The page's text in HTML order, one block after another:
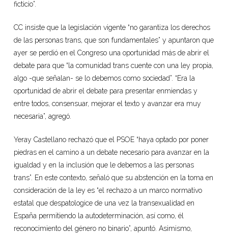
ficticio”.
CC insiste que la legislación vigente “no garantiza los derechos
de las personas trans, que son fundamentales” y apuntaron que
ayer se perdió en el Congreso una oportunidad más de abrir el
debate para que “la comunidad trans cuente con una ley propia,
algo -que señalan- se lo debemos como sociedad”. “Era la
oportunidad de abrir el debate para presentar enmiendas y
entre todos, consensuar, mejorar el texto y avanzar era muy
necesaria”, agregó.
Yeray Castellano rechazó que el PSOE “haya optado por poner
piedras en el camino a un debate necesario para avanzar en la
igualdad y en la inclusión que le debemos a las personas
trans”. En este contexto, señaló que su abstención en la toma en
consideración de la ley es “el rechazo a un marco normativo
estatal que despatologice de una vez la transexualidad en
España permitiendo la autodeterminación, así como, él
reconocimiento del género no binario”, apuntó. Asimismo,